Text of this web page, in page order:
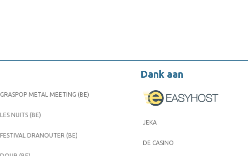
GRASPOP METAL MEETING (BE)
LES NUITS (BE)
FESTIVAL DRANOUTER (BE)
Dank aan
JEKA
DE CASINO